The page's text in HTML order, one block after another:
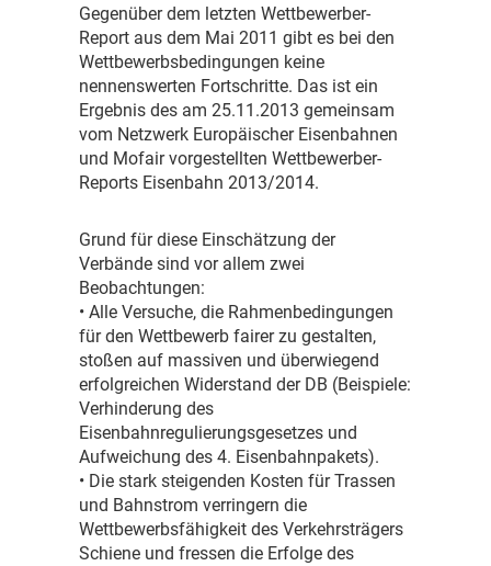
Gegenüber dem letzten Wettbewerber-
Report aus dem Mai 2011 gibt es bei den
Wettbewerbsbedingungen keine
nennenswerten Fortschritte. Das ist ein
Ergebnis des am 25.11.2013 gemeinsam
vom Netzwerk Europäischer Eisenbahnen
und Mofair vorgestellten Wettbewerber-
Reports Eisenbahn 2013/2014.
Grund für diese Einschätzung der
Verbände sind vor allem zwei
Beobachtungen:
• Alle Versuche, die Rahmenbedingungen
für den Wettbewerb fairer zu gestalten,
stoßen auf massiven und überwiegend
erfolgreichen Widerstand der DB (Beispiele:
Verhinderung des
Eisenbahnregulierungsgesetzes und
Aufweichung des 4. Eisenbahnpakets).
• Die stark steigenden Kosten für Trassen
und Bahnstrom verringern die
Wettbewerbsfähigkeit des Verkehrsträgers
Schiene und fressen die Erfolge des